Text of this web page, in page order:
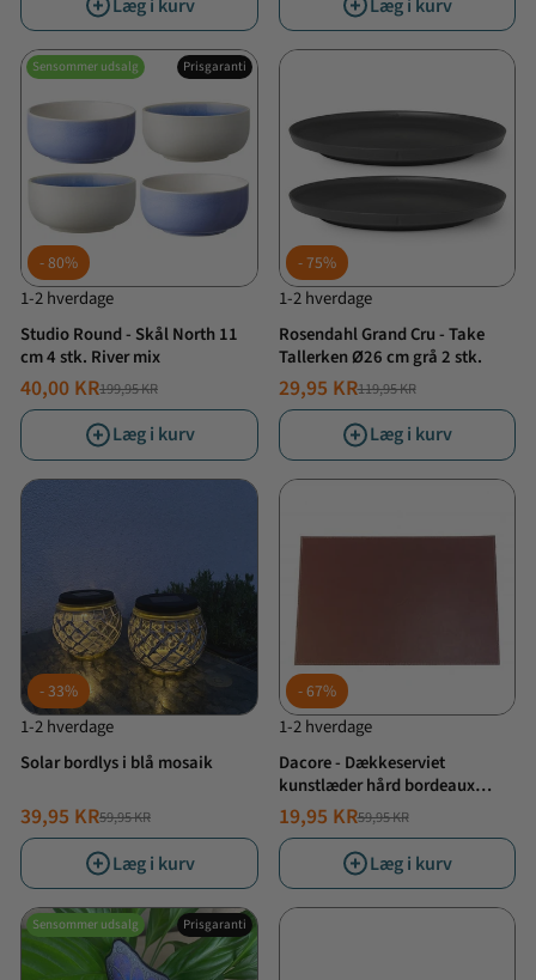
Læg i kurv Læg i kurv
Sensommer udsalg Prisgaranti
80%
1-2 hverdage
Studio Round - Skål North 11
cm 4 stk. River mix
NORMALPRIS
199,95 KR
TILBUDSPRIS
40,00 KR
Læg i kurv
75%
1-2 hverdage
Rosendahl Grand Cru - Take
Tallerken Ø26 cm grå 2 stk.
NORMALPRIS
119,95 KR
TILBUDSPRIS
29,95 KR
Læg i kurv
33%
1-2 hverdage
Solar bordlys i blå mosaik
NORMALPRIS
59,95 KR
TILBUDSPRIS
39,95 KR
Læg i kurv
67%
1-2 hverdage
Dacore - Dækkeserviet
kunstlæder hård bordeaux
30x45 cm
NORMALPRIS
59,95 KR
TILBUDSPRIS
19,95 KR
Læg i kurv
Sensommer udsalg Prisgaranti